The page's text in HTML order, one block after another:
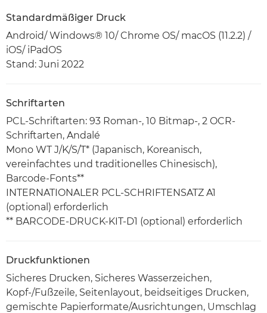
Standardmäßiger Druck
Android/ Windows® 10/ Chrome OS/ macOS (11.2.2) /
iOS/ iPadOS
Stand: Juni 2022
Schriftarten
PCL-Schriftarten: 93 Roman-, 10 Bitmap-, 2 OCR-
Schriftarten, Andalé
Mono WT J/K/S/T* (Japanisch, Koreanisch,
vereinfachtes und traditionelles Chinesisch),
Barcode-Fonts**
INTERNATIONALER PCL-SCHRIFTENSATZ A1
(optional) erforderlich
** BARCODE-DRUCK-KIT-D1 (optional) erforderlich
Druckfunktionen
Sicheres Drucken, Sicheres Wasserzeichen,
Kopf-/Fußzeile, Seitenlayout, beidseitiges Drucken,
gemischte Papierformate/Ausrichtungen, Umschlag